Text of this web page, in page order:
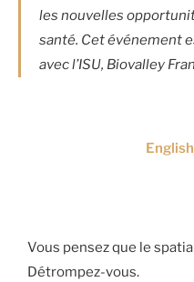
les nouvelles
santé. Cet événement
avec l’ISU, Biovalley
Vous pensez que le
Détrompez-vous.